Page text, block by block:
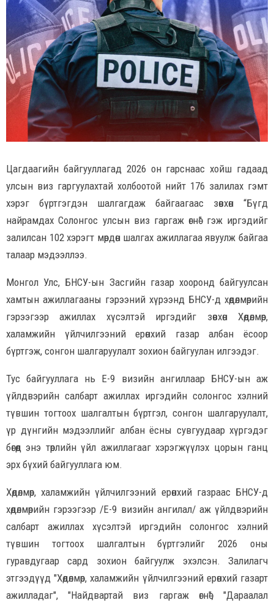
Цагдаагийн байгууллагад 2026 он гарснаас хойш гадаад
улсын виз гаргуулахтай холбоотой нийт 176 залилах гэмт
хэрэг бүртгэгдэн шалгагдаж байгаагаас зөвхөн “Бүгд
найрамдах Солонгос улсын виз гаргаж өгнө” гэж иргэдийг
залилсан 102 хэрэгт мөрдөн шалгах ажиллагаа явуулж байгаа
талаар мэдээллээ.
Монгол Улс, БНСУ-ын Засгийн газар хооронд байгуулсан
хамтын ажиллагааны гэрээний хүрээнд БНСУ-д хөдөлмөрийн
гэрээгээр ажиллах хүсэлтэй иргэдийг зөвхөн Хөдөлмөр,
халамжийн үйлчилгээний ерөнхий газар албан ёсоор
бүртгэж, сонгон шалгаруулалт зохион байгуулан илгээдэг.
Тус байгууллага нь Е-9 визийн ангиллаар БНСУ-ын аж
үйлдвэрийн салбарт ажиллах иргэдийн солонгос хэлний
түвшин тогтоох шалгалтын бүртгэл, сонгон шалгаруулалт,
үр дүнгийн мэдээллийг албан ёсны сувгуудаар хүргэдэг
бөгөөд энэ төрлийн үйл ажиллагааг хэрэгжүүлэх цорын ганц
эрх бүхий байгууллага юм.
Хөдөлмөр, халамжийн үйлчилгээний ерөнхий газраас БНСУ-д
хөдөлмөрийн гэрээгээр /Е-9 визийн ангилал/ аж үйлдвэрийн
салбарт ажиллах хүсэлтэй иргэдийн солонгос хэлний
түвшин тогтоох шалгалтын бүртгэлийг 2026 оны
гуравдугаар сард зохион байгуулж эхэлсэн. Залилагч
этгээдүүд "Хөдөлмөр, халамжийн үйлчилгээний ерөнхий газарт
ажилладаг", "Найдвартай виз гаргаж өгнө", "Дараалал